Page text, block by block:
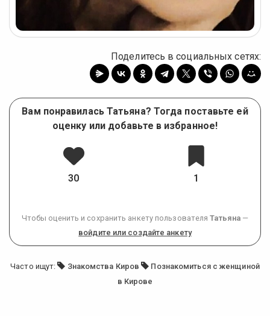
Поделитесь в социальных сетях:
Вам понравилась Татьяна? Тогда поставьте ей
оценку или добавьте в избранное!
30 1
Чтобы оценить и сохранить анкету пользователяТатьяна —
войдите или создайте анкету
Часто ищут: Знакомства Киров
Познакомиться с женщиной
в Кирове